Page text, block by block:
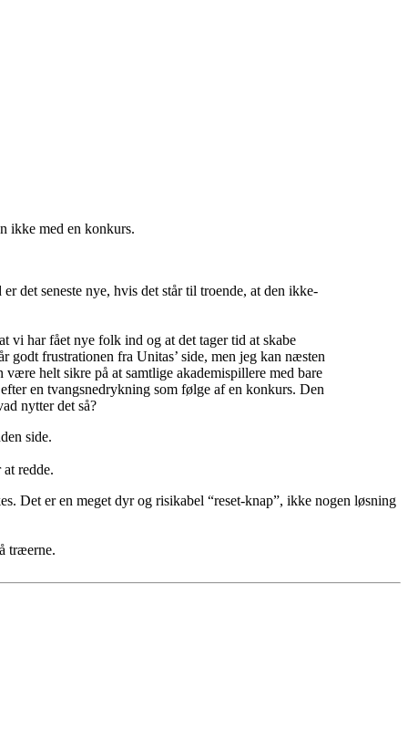
ikke med en konkurs.
det seneste nye, hvis det står til troende, at den ikke-
vi har fået nye folk ind og at det tager tid at skabe
godt frustrationen fra Unitas’ side, men jeg kan næsten
helt sikre på at samtlige akademispillere med bare
en tvangsnedrykning som følge af en konkurs. Den
nytter det så?
side.
redde.
Det er en meget dyr og risikabel “reset-knap”, ikke nogen løsning
træerne.